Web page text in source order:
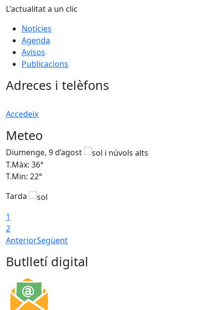
L'actualitat a un clic
Notícies
Agenda
Avisos
Publicacions
Adreces i telèfons
Accedeix
Meteo
Diumenge, 9 d’agost
T.Màx: 36°
T.Min: 22°
Tarda
1
2
AnteriorSegüent
Butlletí digital